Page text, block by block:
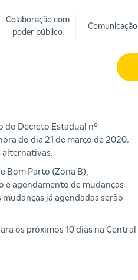
Colaboração com
poder público
Comunicação
do Decreto Estadual nº
do dia 21 de março de 2020.
alternativas.
Bom Parto (Zona B),
e agendamento de mudanças
já agendadas serão
os próximos 10 dias na Central